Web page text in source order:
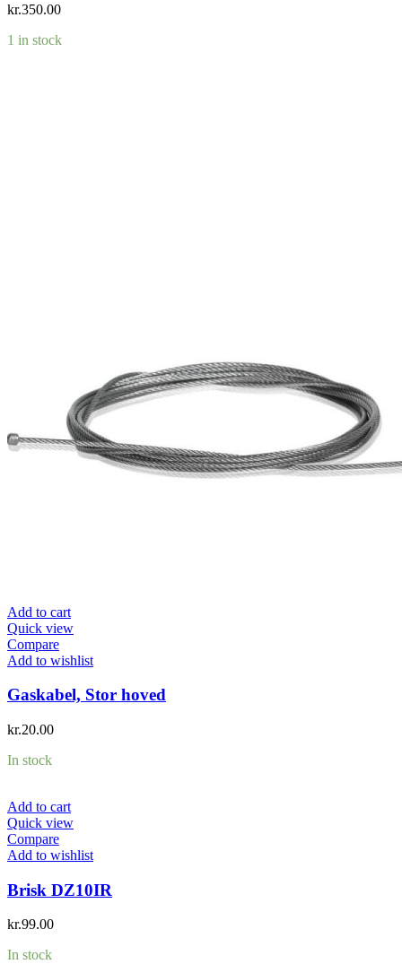
kr.350.00
1 in stock
Add to cart
Quick view
Compare
Add to wishlist
Gaskabel, Stor hoved
kr.20.00
In stock
Add to cart
Quick view
Compare
Add to wishlist
Brisk DZ10IR
kr.99.00
In stock